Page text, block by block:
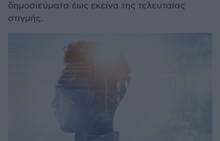
δημοσιεύματα έως εκείνα της τελευταίας
στιγμής.